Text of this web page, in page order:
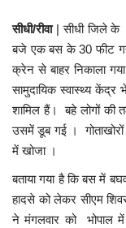
देश
दुनिया
मध्यप्रदेश
छत्तीसगढ़
मनोरंजन
सीधी/रीवा| सीधी जिले के
बजे एक बस के 30 फीट
क्रेन से बाहर निकाला
सामुदायिक स्वास्थ्य
शामिल हैं। बहे लोगों की
उसमें डूब गई ।
में खोजा ।
बताया गया है कि बस में
हादसे को लेकर सीएम
ने मंगलवार को भोपाल में